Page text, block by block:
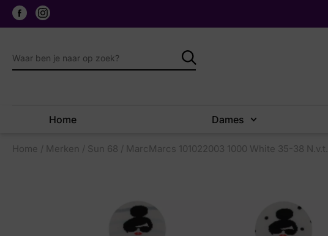
Home Dames
Home / Merken / Sun 68 / MarcMarcs 101022003 1000 White 35-38 N.v.t.